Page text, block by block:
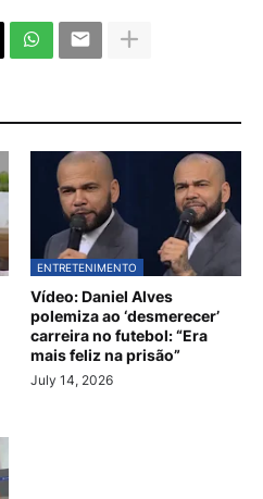
ENTRETENIMENTO
Vídeo: Daniel Alves
polemiza ao ‘desmerecer’
carreira no futebol: “Era
mais feliz na prisão”
July 14, 2026